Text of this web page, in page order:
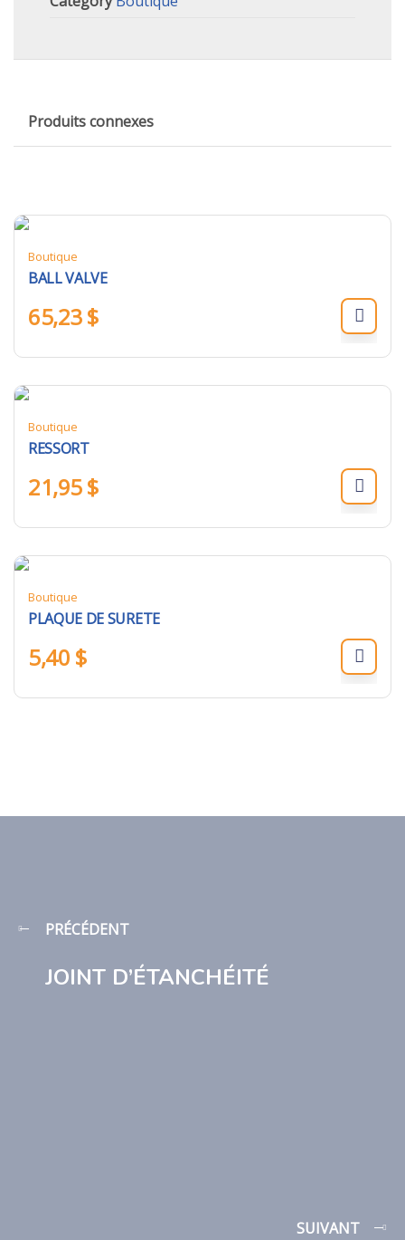
Produits connexes
Boutique
BALL VALVE
65,23$
Boutique
RESSORT
21,95$
Boutique
PLAQUE DE SURETE
5,40 $
PRÉCÉDENT
JOINT D’ÉTANCHÉITÉ
SUIVANT